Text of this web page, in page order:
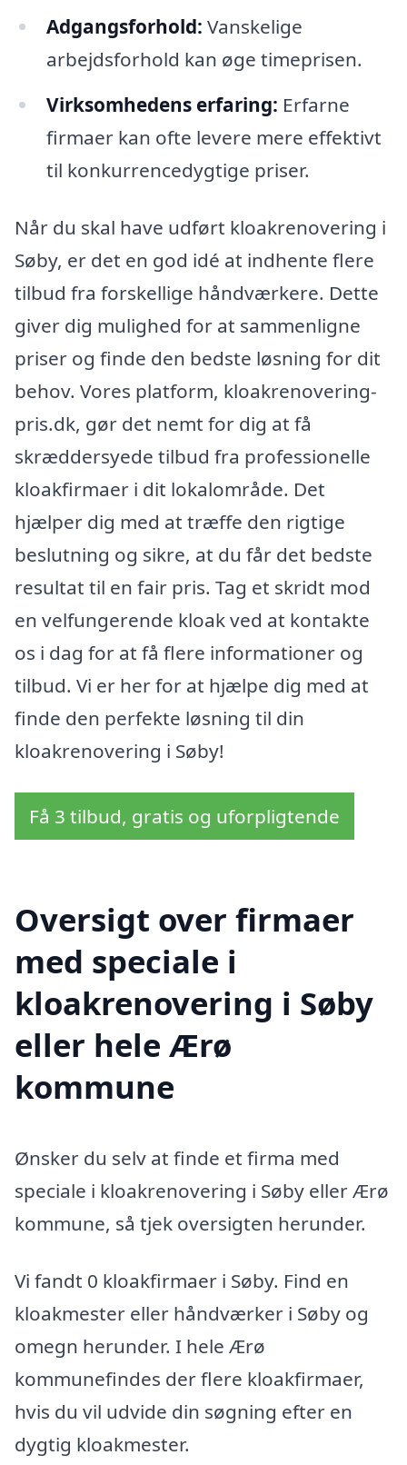
Adgangsforhold: Vanskelige
arbejdsforhold kan øge timeprisen.
Virksomhedens erfaring: Erfarne
firmaer kan ofte levere mere effektivt
til konkurrencedygtige priser.
Når du skal have udført kloakrenovering i
Søby, er det en god idé at indhente flere
tilbud fra forskellige håndværkere. Dette
giver dig mulighed for at sammenligne
priser og finde den bedste løsning for dit
behov. Vores platform, kloakrenovering-
pris.dk, gør det nemt for dig at få
skræddersyede tilbud fra professionelle
kloakfirmaer i dit lokalområde. Det
hjælper dig med at træffe den rigtige
beslutning og sikre, at du får det bedste
resultat til en fair pris. Tag et skridt mod
en velfungerende kloak ved at kontakte
os i dag for at få flere informationer og
tilbud. Vi er her for at hjælpe dig med at
finde den perfekte løsning til din
kloakrenovering i Søby!
Få 3 tilbud, gratis og uforpligtende
Oversigt over firmaer
med speciale i
kloakrenovering i Søby
eller hele Ærø
kommune
Ønsker du selv at finde et firma med
speciale i kloakrenovering i Søby eller Ærø
kommune, så tjek oversigten herunder.
Vi fandt 0 kloakfirmaer i Søby. Find en
kloakmester eller håndværker i Søby og
omegn herunder. I hele Ærø
kommunefindes der flere kloakfirmaer,
hvis du vil udvide din søgning efter en
dygtig kloakmester.